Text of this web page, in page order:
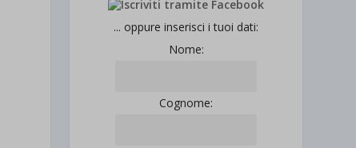
... oppure inserisci i tuoi dati:
Nome:
Cognome: